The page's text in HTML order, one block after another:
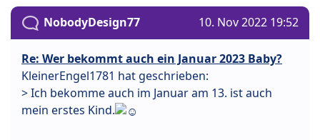
NobodyDesign77 10. Nov 2022 19:52
Re: Wer bekommt auch ein Januar 2023 Baby?
KleinerEngel1781 hat geschrieben:
> Ich bekomme auch im Januar am 13. ist auch
mein erstes Kind.